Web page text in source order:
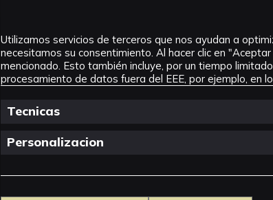
Utilizamos servicios de terceros que nos ayudan a
necesitamos su consentimiento. Al hacer clic en
mencionado. Esto también incluye, por un tiempo
procesamiento de datos fuera del EEE, por ejemplo, en
Tecnicas
Personalizacion